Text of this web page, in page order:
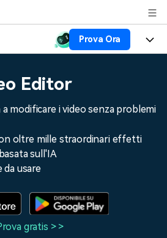
Prova Ora
Editor
modificare i video senza problemi
oltre mille straordinari effetti
sull'IA
da usare
gratis > >